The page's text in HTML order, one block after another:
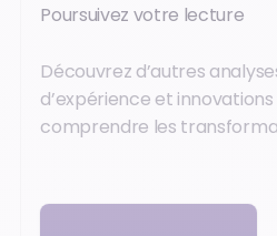
Poursuivez votre lecture
Découvrez d’autres
d’expérience et
comprendre les